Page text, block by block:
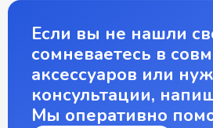
Если вы не нашли
сомневаетесь в
аксессуаров или
консультации,
Мы оперативно